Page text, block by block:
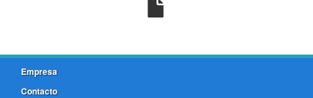
Empresa
Contacto